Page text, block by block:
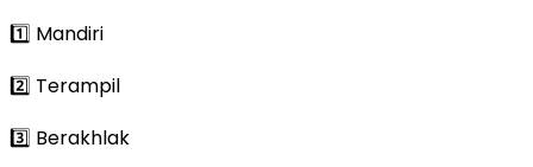
1️⃣ Mandiri
2️⃣ Terampil
3️⃣ Berakhlak